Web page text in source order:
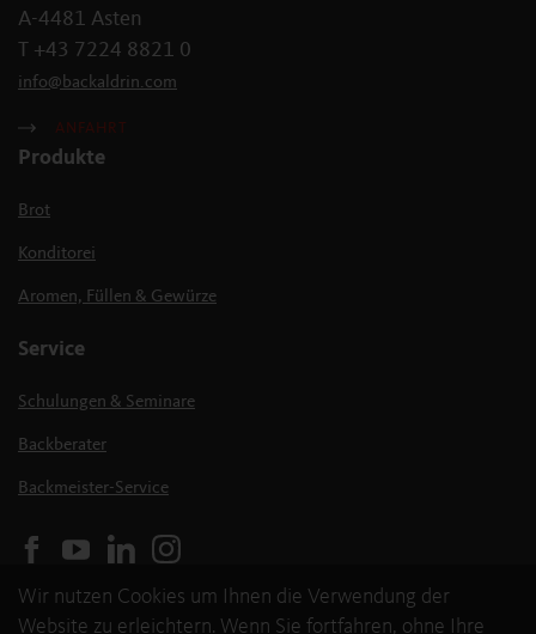
A-4481 Asten
T +43 7224 8821 0
info@backaldrin. com
ANFAHRT
Produkte
Brot
Konditorei
Aromen, Füllen & Gewürze
Service
Schulungen & Seminare
Backberater
Backmeister-Service
Wir nutzen Cookies um Ihnen die Verwendung der
Website zu erleichtern. Wenn Sie fortfahren, ohne Ihre